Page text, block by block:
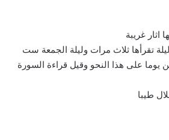
اثار غريبة
تقرأها ثلاث مرات وليلة الجمعة ست
على هذا النحو وقيل قراءة السورة
طيبا